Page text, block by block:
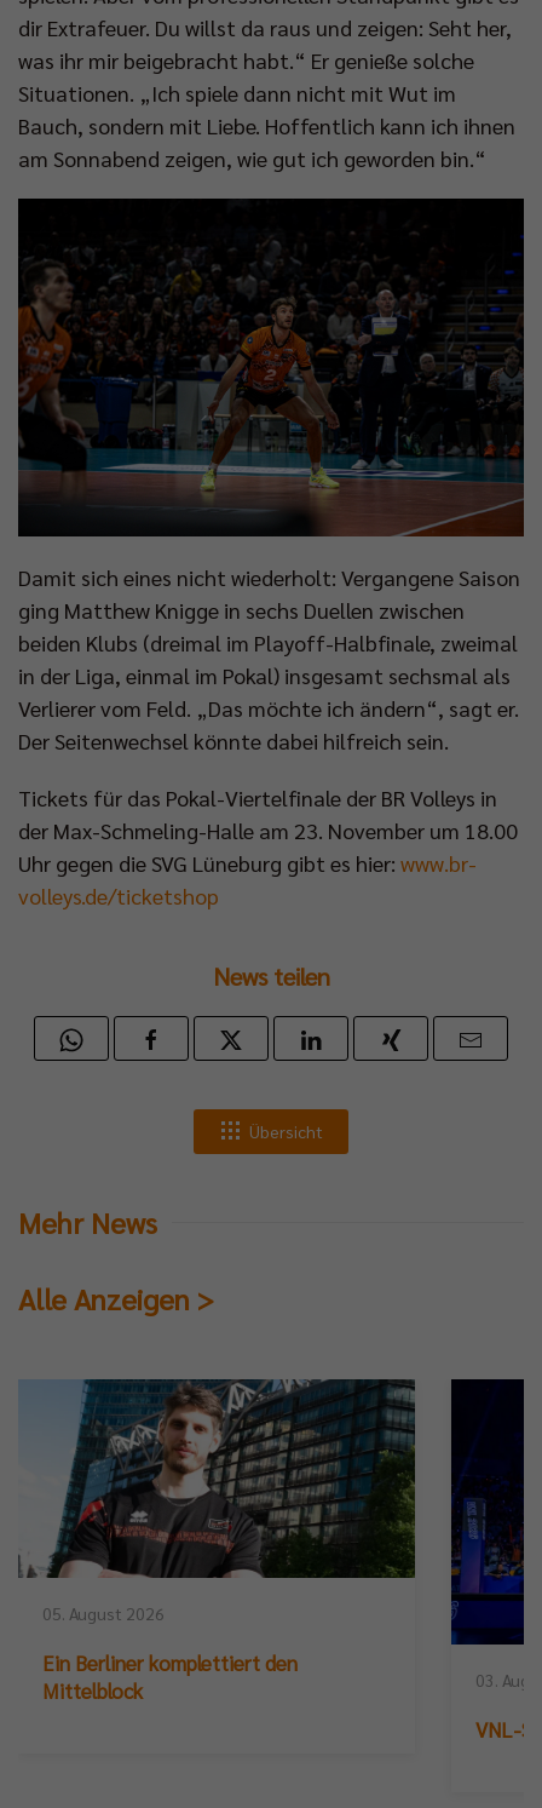
dir Extrafeuer. Du willst da raus und zeigen: Seht her,
was ihr mir beigebracht habt.“ Er genieße solche
Situationen. „Ich spiele dann nicht mit Wut im
Bauch, sondern mit Liebe. Hoffentlich kann ich ihnen
am Sonnabend zeigen, wie gut ich geworden bin.“
Damit sich eines nicht wiederholt: Vergangene Saison
ging Matthew Knigge in sechs Duellen zwischen
beiden Klubs (dreimal im Playoff-Halbfinale, zweimal
in der Liga, einmal im Pokal) insgesamt sechsmal als
Verlierer vom Feld. „Das möchte ich ändern“, sagt er.
Der Seitenwechsel könnte dabei hilfreich sein.
Tickets für das Pokal-Viertelfinale der BR Volleys in
der Max-Schmeling-Halle am 23. November um 18.00
Uhr gegen die SVG Lüneburg gibt es hier: www.br-
volleys.de/ticketshop
News teilen
Übersicht
Mehr News
Alle Anzeigen >
05. August 2026
Ein Berliner komplettiert den
Mittelblock
03.
VNL-